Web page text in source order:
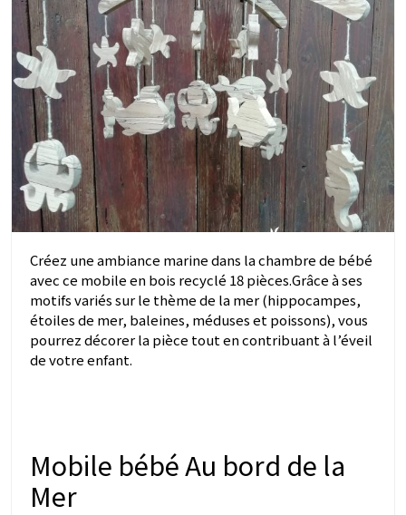
Créez une ambiance marine dans la chambre de bébé
avec ce mobile en bois recyclé 18 pièces.Grâce à ses
motifs variés sur le thème de la mer (hippocampes,
étoiles de mer, baleines, méduses et poissons), vous
pourrez décorer la pièce tout en contribuant à l’éveil
de votre enfant.
Mobile bébé Au bord de la
Mer